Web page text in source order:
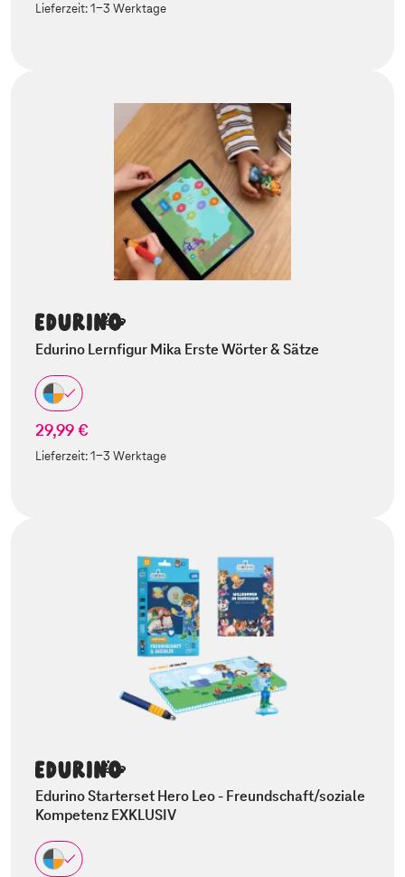
Lieferzeit:1-3 Werktage
Edurino Lernfigur Mika Erste Wörter & Sätze
29,99 €
Lieferzeit:1-3 Werktage
Edurino Starterset Hero Leo - Freundschaft/soziale
Kompetenz EXKLUSIV